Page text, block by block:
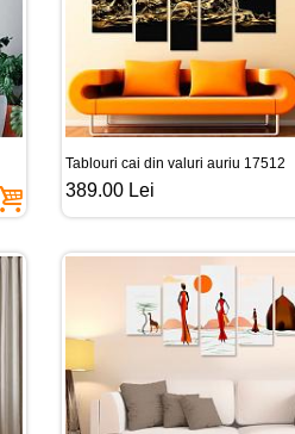
Tablouri cai din valuri auriu 17512
389.00 Lei